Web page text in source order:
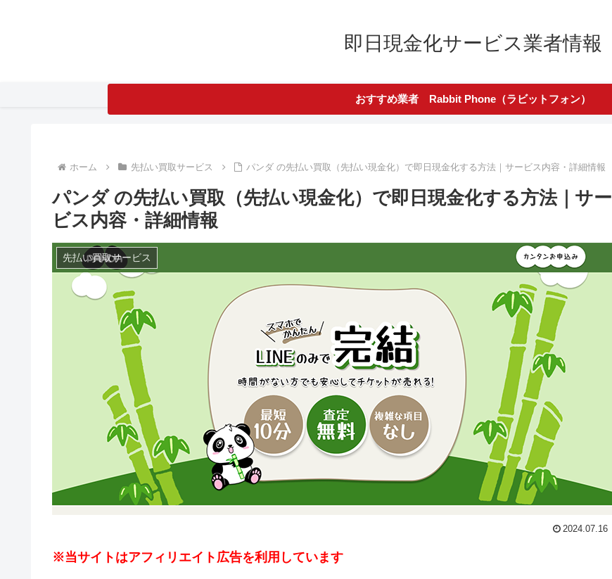
即日現金化サービス業者情報
おすすめ業者 Rabbit Phone（ラビットフォン）
ホーム 先払い買取サービス パンダ の先払い買取（先払い現金化）で即日現金化する方法｜サービス内容・詳細情報
パンダ の先払い買取（先払い現金化）で即日現金化する方法｜サー
ビス内容・詳細情報
先払い買取サービス
2024.07.16
※当サイトはアフィリエイト広告を利用しています